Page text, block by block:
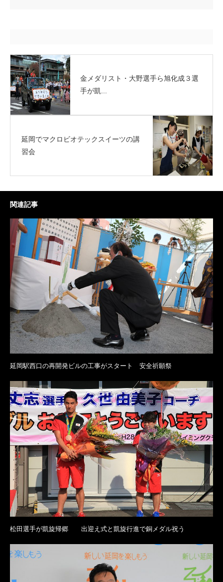
金メダリスト・大野選手ら旭化成３選
手が凱...
延岡でマクロビオテックスイーツの講
習会
関連記事
延岡駅西口の再開発ビルの工事がスタート 安全祈願祭
松田選手が凱旋帰郷 出迎え式と凱旋行進で銅メダル祝う